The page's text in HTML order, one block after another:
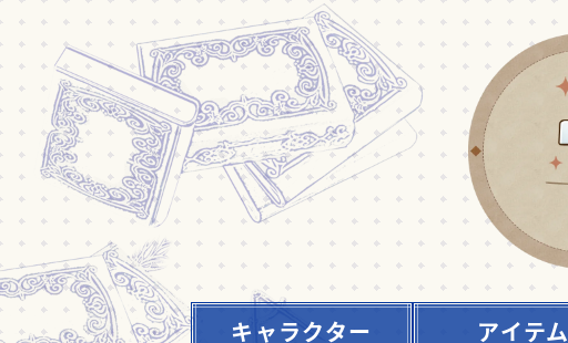
キャラクター アイテム